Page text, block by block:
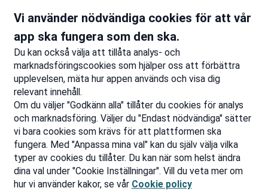
är!
Till rabatten
Vi använder nödvändiga cookies för att vår
app ska fungera som den ska.
Du kan också välja att tillåta analys- och
marknadsföringscookies som hjälper oss att förbättra
upplevelsen, mäta hur appen används och visa dig
relevant innehåll.
Om du väljer "Godkänn alla" tillåter du cookies för analys
och marknadsföring. Väljer du "Endast nödvändiga" sätter
vi bara cookies som krävs för att plattformen ska
fungera. Med "Anpassa mina val" kan du själv välja vilka
typer av cookies du tillåter. Du kan när som helst ändra
dina val under "Cookie Inställningar". Vill du veta mer om
hur vi använder kakor, se vår Cookie policy